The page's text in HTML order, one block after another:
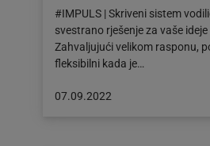
#IMPULS | Skriveni sistem
svestrano rješenje za vaše
Zahvaljujući velikom rasponu,
fleksibilni kada je…
Objava
07.09.2022